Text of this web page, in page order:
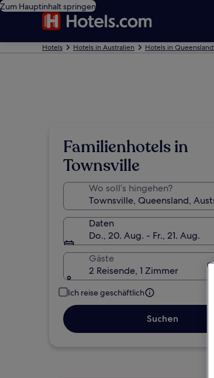
Zum Hauptinhalt springen
Hotels Hotels in Australien Hotels in Queensland
Familienhotels in
Townsville
Wo soll’s hingehen?
Daten
Do., 20. Aug. - Fr., 21. Aug.
Gäste
2 Reisende, 1 Zimmer
Ich reise geschäftlich
Suchen